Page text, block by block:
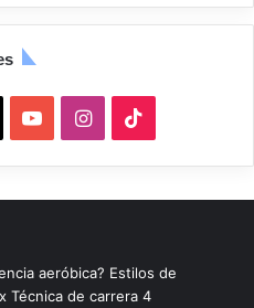
o
u
u
I
n
s
a
i
k
o
aeróbica? Estilos de
Técnica de carrera 4